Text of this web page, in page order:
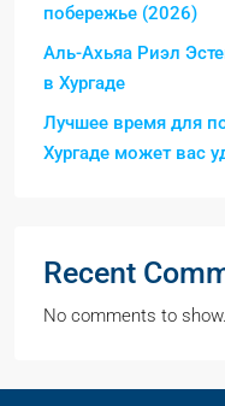
побережье (2026)
Аль-Ахьяа Риэл
в Хургаде
Лучшее время для
Хургаде может вас
Recent
No comments to show.